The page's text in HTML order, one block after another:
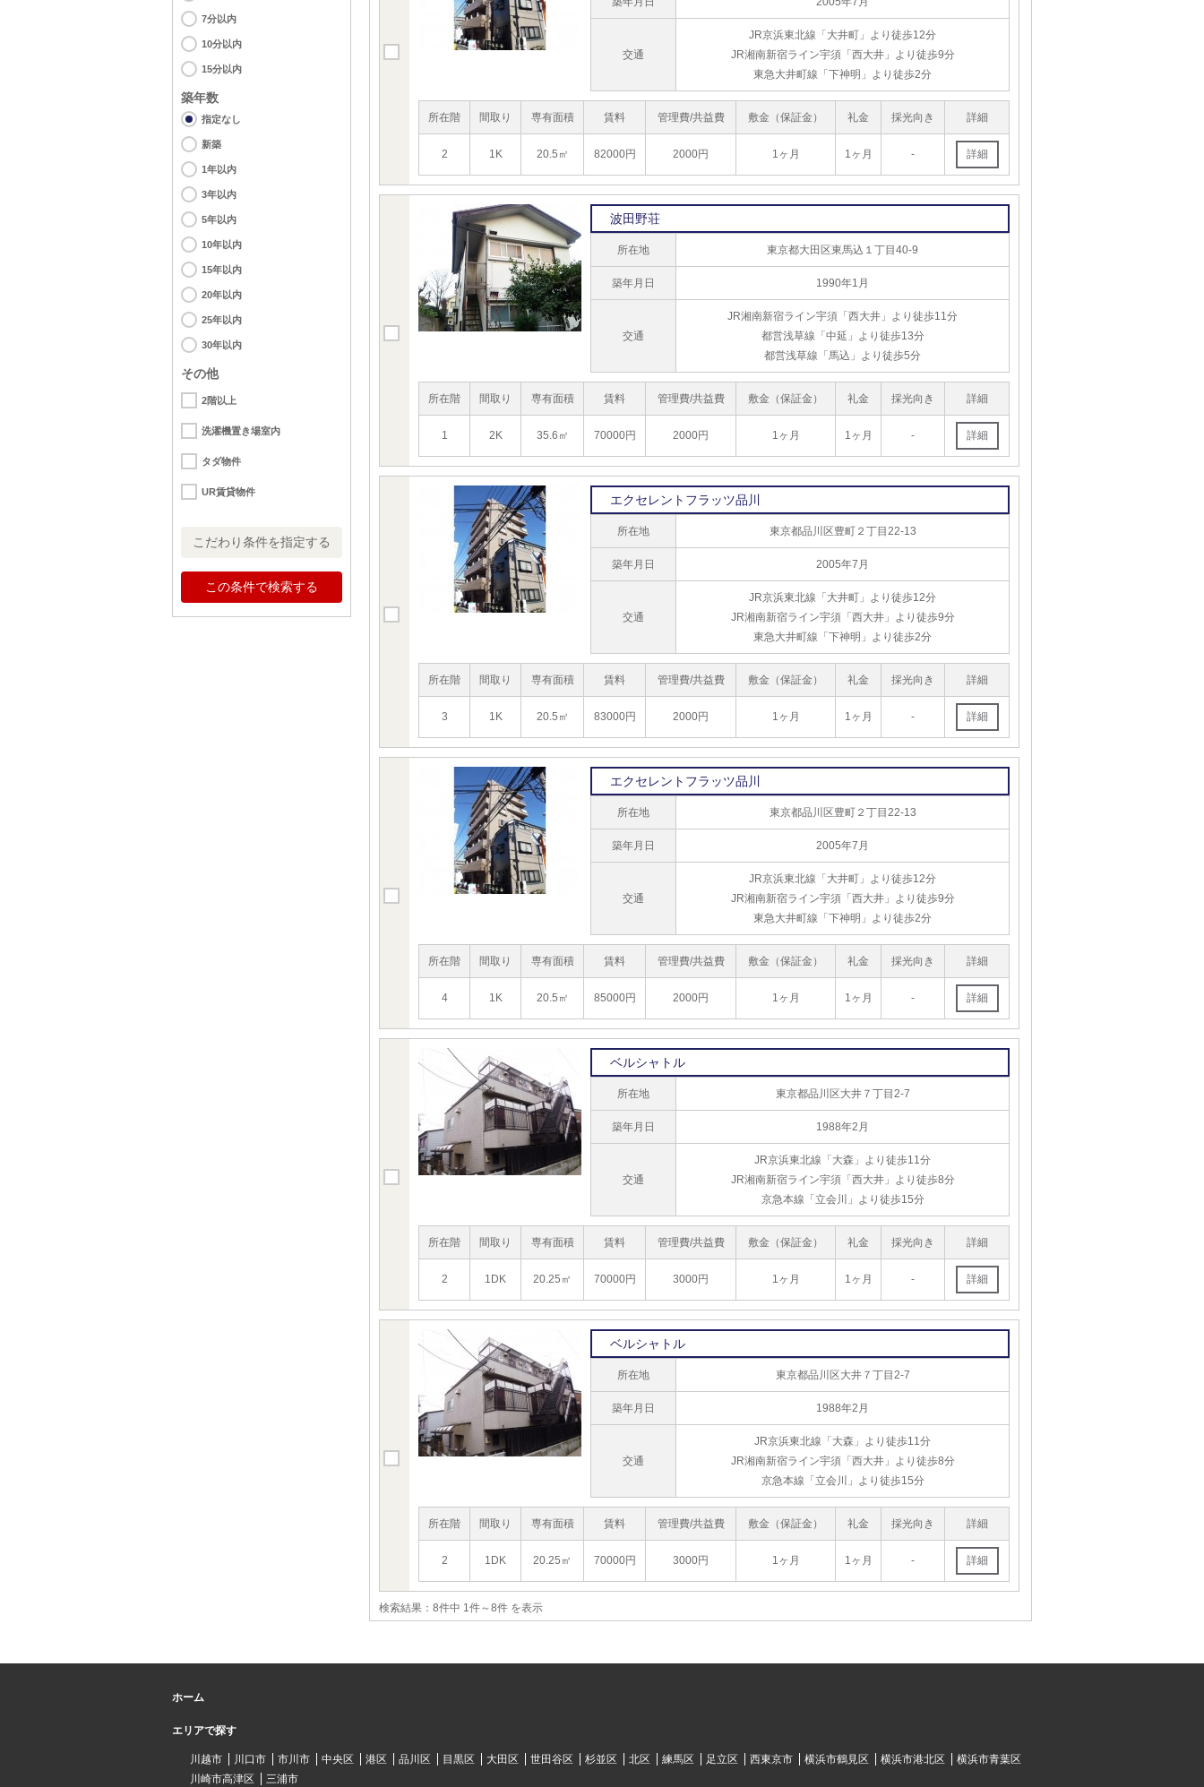
交通
JR京浜東北線「大井町」より徒歩12分
JR湘南新宿ライン宇須「西大井」より徒歩9分
東急大井町線「下神明」より徒歩2分
所在階 間取り 専有面積 賃料 管理費/共益費 敷金（保証金） 礼金 採光向き 詳細
2 1K 20.5㎡ 82000円 2000円 1ヶ月 1ヶ月 -
波田野荘
所在地 東京都大田区東馬込１丁目40-9
築年月日 1990年1月
交通
JR湘南新宿ライン宇須「西大井」より徒歩11分
都営浅草線「中延」より徒歩13分
都営浅草線「馬込」より徒歩5分
所在階 間取り 専有面積 賃料 管理費/共益費 敷金（保証金） 礼金 採光向き 詳細
1 2K 35.6㎡ 70000円 2000円 1ヶ月 1ヶ月 -
エクセレントフラッツ品川
所在地 東京都品川区豊町２丁目22-13
築年月日 2005年7月
交通
JR京浜東北線「大井町」より徒歩12分
JR湘南新宿ライン宇須「西大井」より徒歩9分
東急大井町線「下神明」より徒歩2分
所在階 間取り 専有面積 賃料 管理費/共益費 敷金（保証金） 礼金 採光向き 詳細
3 1K 20.5㎡ 83000円 2000円 1ヶ月 1ヶ月 -
エクセレントフラッツ品川
所在地 東京都品川区豊町２丁目22-13
築年月日 2005年7月
交通
JR京浜東北線「大井町」より徒歩12分
JR湘南新宿ライン宇須「西大井」より徒歩9分
東急大井町線「下神明」より徒歩2分
所在階 間取り 専有面積 賃料 管理費/共益費 敷金（保証金） 礼金 採光向き 詳細
4 1K 20.5㎡ 85000円 2000円 1ヶ月 1ヶ月 -
ベルシャトル
所在地 東京都品川区大井７丁目2-7
築年月日 1988年2月
交通
JR京浜東北線「大森」より徒歩11分
JR湘南新宿ライン宇須「西大井」より徒歩8分
京急本線「立会川」より徒歩15分
所在階 間取り 専有面積 賃料 管理費/共益費 敷金（保証金） 礼金 採光向き 詳細
2 1DK 20.25㎡ 70000円 3000円 1ヶ月 1ヶ月 -
ベルシャトル
所在地 東京都品川区大井７丁目2-7
築年月日 1988年2月
交通
JR京浜東北線「大森」より徒歩11分
JR湘南新宿ライン宇須「西大井」より徒歩8分
京急本線「立会川」より徒歩15分
所在階 間取り 専有面積 賃料 管理費/共益費 敷金（保証金） 礼金 採光向き 詳細
2 1DK 20.25㎡ 70000円 3000円 1ヶ月 1ヶ月 -
検索結果： 8件中 1件～8件 を表示
7分以内
10分以内
15分以内
築年数
指定なし
新築
1年以内
3年以内
5年以内
10年以内
15年以内
20年以内
25年以内
30年以内
その他
2階以上
洗濯機置き場室内
タダ物件
UR賃貸物件
こだわり条件を指定する
ホーム
エリアで探す
川越市 川口市 市川市 中央区 港区 品川区 目黒区 大田区 世田谷区 杉並区 北区 練馬区 足立区 西東京市 横浜市鶴見区 横浜市港北区
横浜市青葉区
川崎市高津区
三浦市